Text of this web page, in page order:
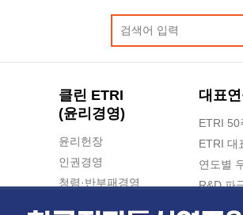
클린 ETRI
(윤리경영)
윤리헌장
인권경영
청렴·반부패경영
대표
ETRI 50
ETRI 대
연도별
R&D 파